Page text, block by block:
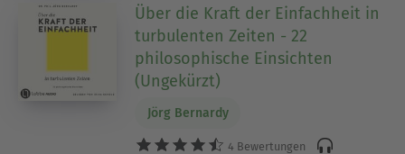
Über die Kraft der Einfachheit in
turbulenten Zeiten - 22
philosophische Einsichten
(Ungekürzt)
Jörg Bernardy
4 Bewertungen